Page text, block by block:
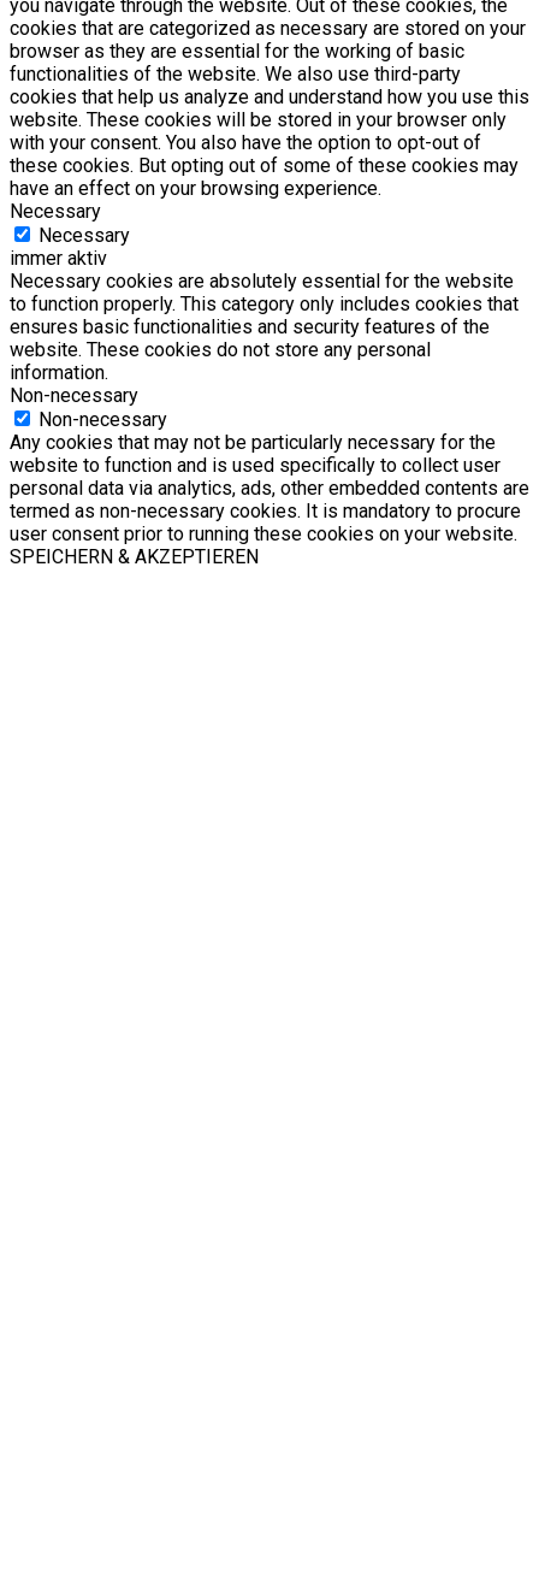
you navigate through the website. Out of these cookies, the
cookies that are categorized as necessary are stored on your
browser as they are essential for the working of basic
functionalities of the website. We also use third-party
cookies that help us analyze and understand how you use this
website. These cookies will be stored in your browser only
with your consent. You also have the option to opt-out of
these cookies. But opting out of some of these cookies may
have an effect on your browsing experience.
Necessary
Necessary
immer aktiv
Necessary cookies are absolutely essential for the website
to function properly. This category only includes cookies that
ensures basic functionalities and security features of the
website. These cookies do not store any personal
information.
Non-necessary
Non-necessary
Any cookies that may not be particularly necessary for the
website to function and is used specifically to collect user
personal data via analytics, ads, other embedded contents are
termed as non-necessary cookies. It is mandatory to procure
user consent prior to running these cookies on your website.
SPEICHERN & AKZEPTIEREN